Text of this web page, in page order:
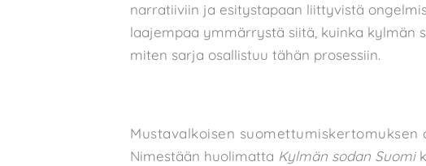
narratiiviin ja esitystapaan liittyvistä
laajempaa ymmärrystä siitä, kuinka kylmän
miten sarja osallistuu tähän prosessiin.
Mustavalkoisen suomettumiskertomuksen
Nimestään huolimatta Kylmän sodan Suomi